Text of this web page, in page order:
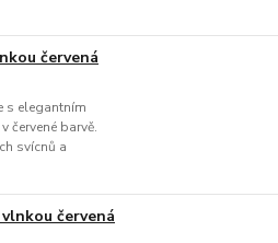
červená
s elegantním
červené barvě.
svícnů a
červená